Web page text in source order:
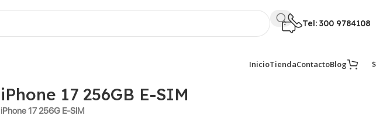
Tel: 300 9784108
InicioTiendaContactoBlog
$
iPhone 17 256GB E-SIM
iPhone 17 256G E-SIM